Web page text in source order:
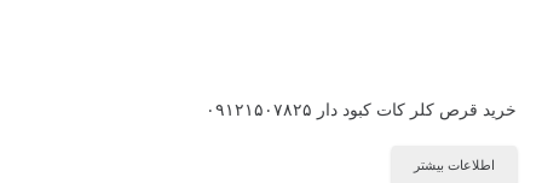
خرید قرص کلر کات کبود دار ۰۹۱۲۱۵۰۷۸۲۵
اطلاعات بیشتر